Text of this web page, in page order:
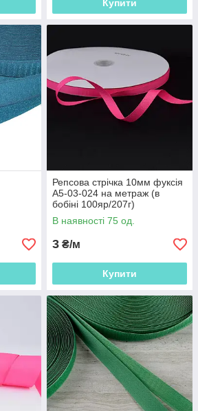
Купити
Репсова стрічка 10мм фуксія
А5-03-024 на метраж (в
бобіні 100яр/207г)
(56268.024)
В наявності 75 од.
3 ₴/м
Купити